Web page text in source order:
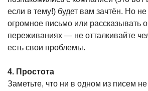
если в тему!) будет вам зачтён. Но не
огромное письмо или рассказывать
переживаниях — не отталкивайте
есть свои проблемы.
4. Простота
Заметьте, что ни в одном из писем